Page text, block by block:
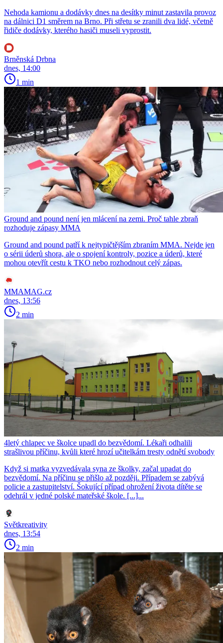
Nehoda kamionu a dodávky dnes na desítky minut zastavila provoz
na dálnici D1 směrem na Brno. Při střetu se zranili dva lidé, včetně
řidiče dodávky, kterého hasiči museli vyprostit.
Brněnská Drbna
dnes, 14:00
1 min
Ground and pound není jen mlácení na zemi. Proč tahle zbraň
rozhoduje zápasy MMA
Ground and pound patří k nejtypičtějším zbraním MMA. Nejde jen
o sérii úderů shora, ale o spojení kontroly, pozice a úderů, které
mohou otevřít cestu k TKO nebo rozhodnout celý zápas.
MMAMAG.cz
dnes, 13:56
2 min
4letý chlapec ve školce upadl do bezvědomí. Lékaři odhalili
strašlivou příčinu, kvůli které hrozí učitelkám tresty odnětí svobody
Když si matka vyzvedávala syna ze školky, začal upadat do
bezvědomí. Na příčinu se přišlo až později. Případem se zabývá
policie a zastupitelství. Šokující případ ohrožení života dítěte se
odehrál v jedné polské mateřské škole. [...]...
Světkreativity
dnes, 13:54
2 min